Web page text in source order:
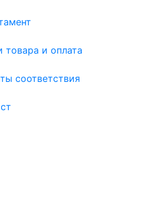
товара и оплата
соответствия